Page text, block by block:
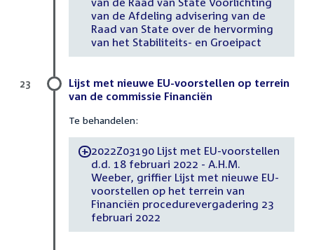
van de Afdeling advisering van de
Raad van State over de hervorming
van het Stabiliteits- en Groeipact
Lijst met nieuwe EU-voorstellen op terrein
van de commissie Financiën
Te behandelen:
-2022Z03190 Lijst met EU-voorstellen
d.d. 18 februari 2022 - A.H.M.
Weeber, griffier Lijst met nieuwe EU-
voorstellen op het terrein van
Financiën procedurevergadering 23
februari 2022
23